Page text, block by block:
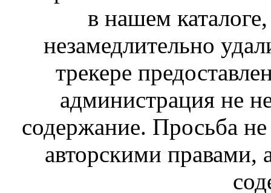
в нашем
незамедлительно
трекере
администрация не
содержание. Просьба
авторскими правами,